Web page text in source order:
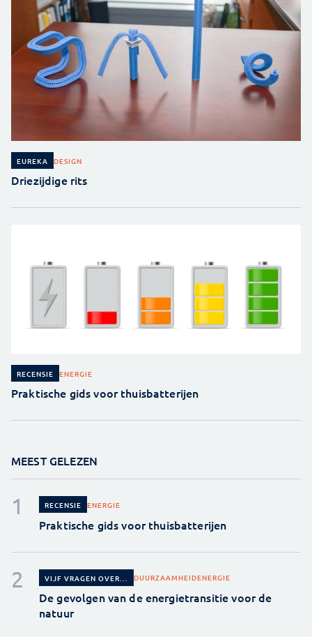
EUREKA DESIGN
Driezijdige rits
RECENSIE ENERGIE
Praktische gids voor thuisbatterijen
MEEST GELEZEN
RECENSIE ENERGIE
Praktische gids voor thuisbatterijen
VIJF VRAGEN OVER... DUURZAAMHEIDENERGIE
De gevolgen van de energietransitie voor de
natuur